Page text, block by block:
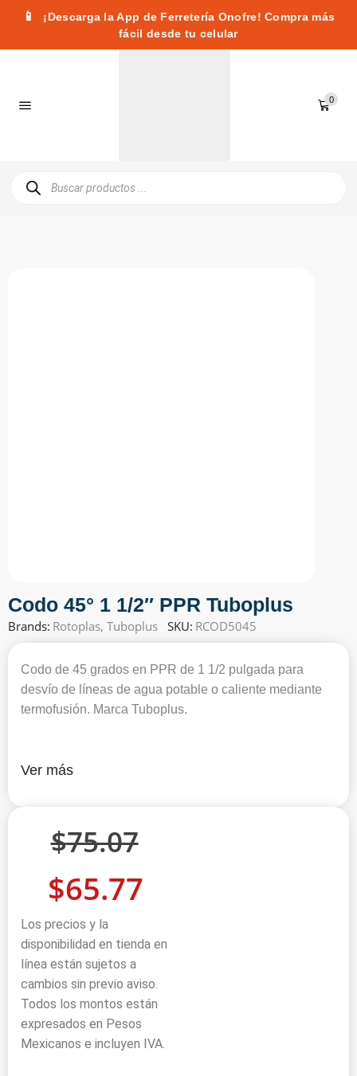
📱
¡Descarga la App de Ferretería Onofre! Compra más
fácil desde tu celular
0
Codo 45° 1 1/2″ PPR Tuboplus
Brands: Rotoplas, Tuboplus SKU: RCOD5045
Codo de 45 grados en PPR de 1 1/2 pulgada para
desvío de líneas de agua potable o caliente mediante
termofusión. Marca Tuboplus.
Ver más
$75.07
$65.77
Los precios y la
disponibilidad en tienda en
línea están sujetos a
cambios sin previo aviso.
Todos los montos están
expresados en Pesos
Mexicanos e incluyen IVA.